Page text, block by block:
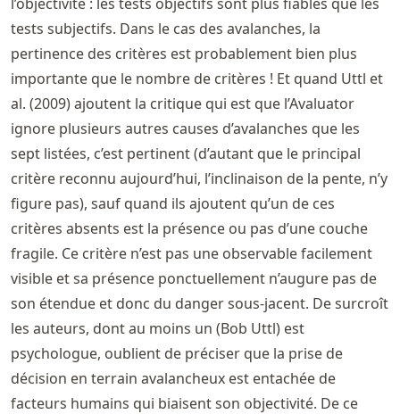
tests subjectifs. Dans le cas des avalanches, la
pertinence des critères est probablement bien plus
importante que le nombre de critères ! Et quand Uttl et
al. (2009) ajoutent la critique qui est que l’Avaluator
ignore plusieurs autres causes d’avalanches que les
sept listées, c’est pertinent (d’autant que le principal
critère reconnu aujourd’hui, l’inclinaison de la pente, n’y
figure pas), sauf quand ils ajoutent qu’un de ces
critères absents est la présence ou pas d’une couche
fragile. Ce critère n’est pas une observable facilement
visible et sa présence ponctuellement n’augure pas de
son étendue et donc du danger sous-jacent. De surcroît
les auteurs, dont au moins un (Bob Uttl) est
psychologue, oublient de préciser que la prise de
décision en terrain avalancheux est entachée de
facteurs humains qui biaisent son objectivité. De ce